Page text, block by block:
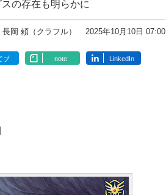
の存在も明らかに
長岡 頼（クラフル） 2025年10月10日 07:00
ブ note LinkedIn